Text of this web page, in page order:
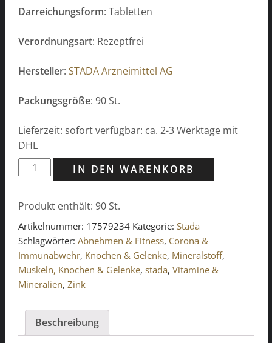
Darreichungsform: Tabletten
Verordnungsart: Rezeptfrei
Hersteller: STADA Arzneimittel AG
Packungsgröße: 90 St.
Lieferzeit: sofort verfügbar: ca. 2-3 Werktage mit
DHL
Zink
STADA
90
St.
Menge
IN DEN WARENKORB
Produkt enthält: 90 St.
Artikelnummer: 17579234 Kategorie: Stada
Schlagwörter: Abnehmen & Fitness, Corona &
Immunabwehr, Knochen & Gelenke, Mineralstoff,
Muskeln, Knochen & Gelenke, stada, Vitamine &
Mineralien, Zink
Beschreibung